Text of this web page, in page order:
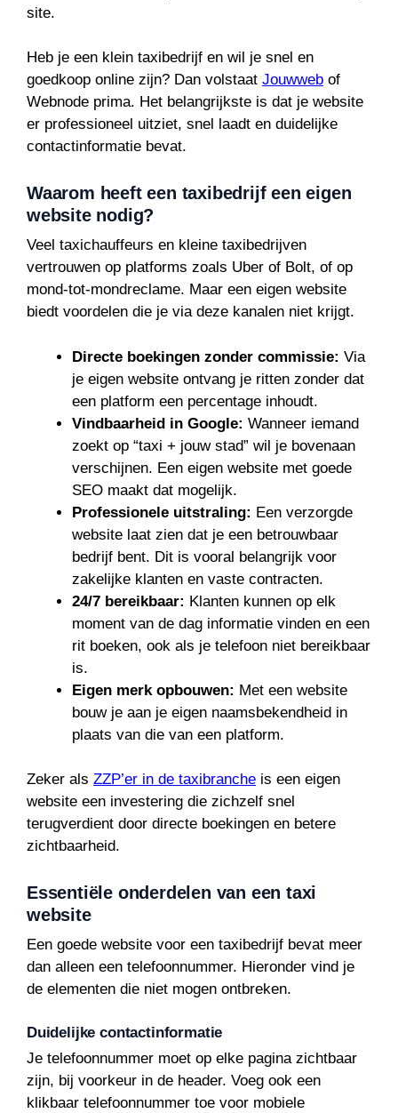
site.
Heb je een klein taxibedrijf en wil je snel en
goedkoop online zijn? Dan volstaat Jouwweb of
Webnode prima. Het belangrijkste is dat je website
er professioneel uitziet, snel laadt en duidelijke
contactinformatie bevat.
Waarom heeft een taxibedrijf een eigen
website nodig?
Veel taxichauffeurs en kleine taxibedrijven
vertrouwen op platforms zoals Uber of Bolt, of op
mond-tot-mondreclame. Maar een eigen website
biedt voordelen die je via deze kanalen niet krijgt.
Directe boekingen zonder commissie: Via
je eigen website ontvang je ritten zonder dat
een platform een percentage inhoudt.
Vindbaarheid in Google: Wanneer iemand
zoekt op “taxi + jouw stad” wil je bovenaan
verschijnen. Een eigen website met goede
SEO maakt dat mogelijk.
Professionele uitstraling: Een verzorgde
website laat zien dat je een betrouwbaar
bedrijf bent. Dit is vooral belangrijk voor
zakelijke klanten en vaste contracten.
24/7 bereikbaar: Klanten kunnen op elk
moment van de dag informatie vinden en een
rit boeken, ook als je telefoon niet bereikbaar
is.
Eigen merk opbouwen: Met een website
bouw je aan je eigen naamsbekendheid in
plaats van die van een platform.
Zeker als ZZP’er in de taxibranche is een eigen
website een investering die zichzelf snel
terugverdient door directe boekingen en betere
zichtbaarheid.
Essentiële onderdelen van een taxi
website
Een goede website voor een taxibedrijf bevat meer
dan alleen een telefoonnummer. Hieronder vind je
de elementen die niet mogen ontbreken.
Duidelijke contactinformatie
Je telefoonnummer moet op elke pagina zichtbaar
zijn, bij voorkeur in de header. Voeg ook een
klikbaar telefoonnummer toe voor mobiele